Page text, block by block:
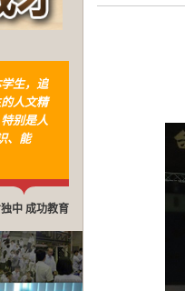
生，追
人文精
别是人
、能
中 成功教育